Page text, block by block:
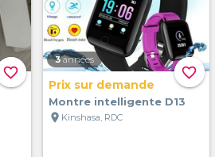
favorite_border favorite_border
3 années
Prix sur demande
Montre intelligente D13
location_on Kinshasa, RDC